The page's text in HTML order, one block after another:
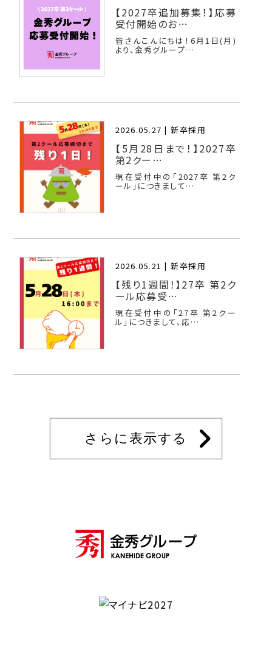
【2027卒追加募集！】応募
受付開始のお…
皆さんこんにちは！6月1日(月)
より、金秀グループ…
2026.05.27 | 新卒採用
【5月28日まで！】2027卒
第2クー…
現在受付中の「2027卒 第2ク
ール」につきまして…
2026.05.21 | 新卒採用
【残り1週間！】27卒 第2ク
ール応募受…
現在受付中の「27卒 第2クー
ル」につきまして、応…
さらに表示する